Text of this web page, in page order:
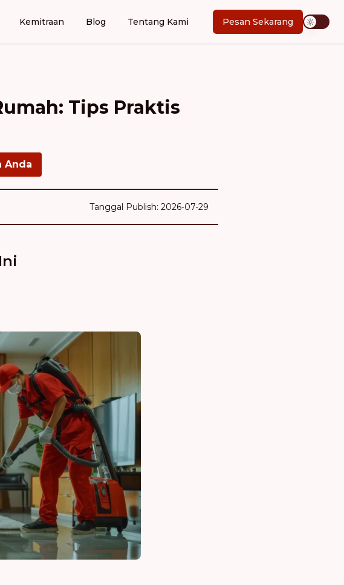
Kemitraan Blog Tentang Kami Pesan Sekarang
Tips Praktis
Anda
Tanggal Publish: 2026-07-29